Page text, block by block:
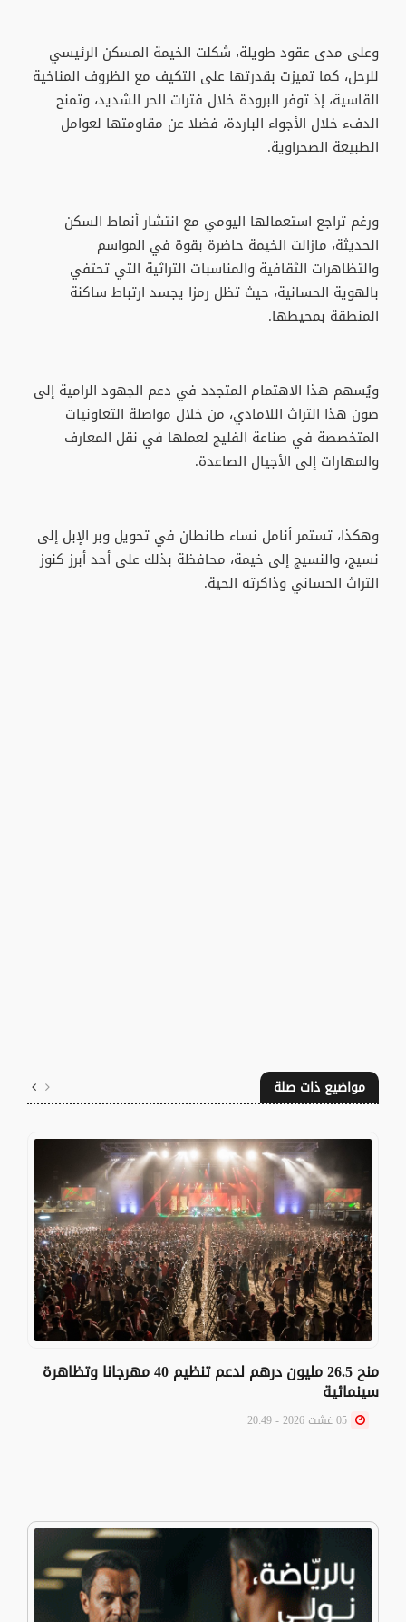
وعلى مدى عقود طويلة، شكلت الخيمة المسكن الرئيسي
للرحل، كما تميزت بقدرتها على التكيف مع الظروف المناخية
القاسية، إذ توفر البرودة خلال فترات الحر الشديد، وتمنح
الدفء خلال الأجواء الباردة، فضلا عن مقاومتها لعوامل
الطبيعة الصحراوية.
ورغم تراجع استعمالها اليومي مع انتشار أنماط السكن
الحديثة، مازالت الخيمة حاضرة بقوة في المواسم
والتظاهرات الثقافية والمناسبات التراثية التي تحتفي
بالهوية الحسانية، حيث تظل رمزا يجسد ارتباط ساكنة
المنطقة بمحيطها.
ويُسهم هذا الاهتمام المتجدد في دعم الجهود الرامية إلى
صون هذا التراث اللامادي، من خلال مواصلة التعاونيات
المتخصصة في صناعة الفليج لعملها في نقل المعارف
والمهارات إلى الأجيال الصاعدة.
وهكذا، تستمر أنامل نساء طانطان في تحويل وبر الإبل إلى
نسيج، والنسيج إلى خيمة، محافظة بذلك على أحد أبرز كنوز
التراث الحساني وذاكرته الحية.
مواضيع ذات صلة
منح 26.5 مليون درهم لدعم تنظيم 40 مهرجانا وتظاهرة
سينمائية